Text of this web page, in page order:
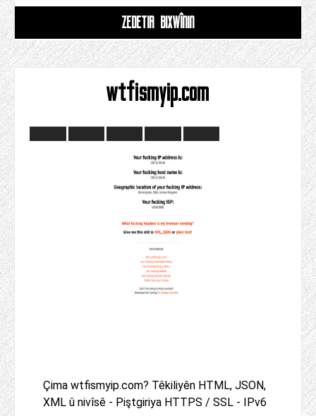
ZÊDETIR BIXWÎNIN
wtfismyip.com
Çima wtfismyip.com? Têkiliyên HTML, JSON,
XML û nivîsê - Piştgiriya HTTPS / SSL - IPv6